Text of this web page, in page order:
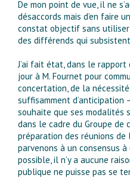
De mon point de vue, il ne
désaccords mais d’en faire un
constat objectif sans
des différends qui
J’ai fait état, dans le rapport
jour à M. Fournet pour
concertation, de la nécessité
suffisamment d’anticipation
souhaite que ses modalités
dans le cadre du Groupe de
préparation des réunions de
parvenons à un consensus
possible, il n’y a aucune
publique ne puisse pas se